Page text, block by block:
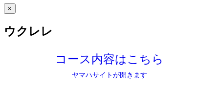
×
ウクレレ
コース内容はこちら
ヤマハサイトが開きます